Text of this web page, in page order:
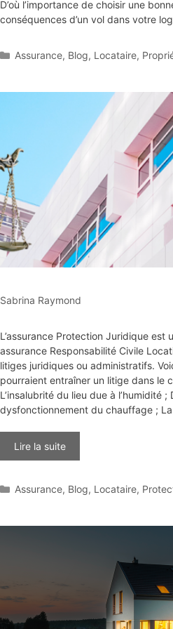
D’où l’importance de choisir une
conséquences d’un vol dans votre
Catégories
Assurance, Blog, Locataire,
Sabrina Raymond
L’assurance Protection Juridique est
assurance Responsabilité Civile
litiges juridiques ou administratifs.
pourraient entraîner un litige dans le
L’insalubrité du lieu due à l’humidité
dysfonctionnement du chauffage ;
Lire la suite
Catégories
Assurance, Blog, Locataire,